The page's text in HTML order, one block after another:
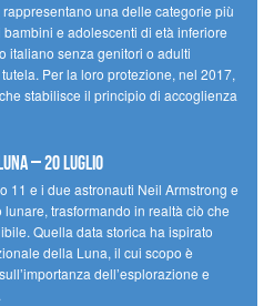
una delle categorie più
e adolescenti di età inferiore
italiano senza genitori o adulti
Per la loro protezione, nel 2017,
stabilisce il principio di accoglienza
– 20 luglio
11 e i due astronauti Neil Armstrong e
trasformando in realtà ciò che
Quella data storica ha ispirato
della Luna, il cui scopo è
dell’esplorazione e